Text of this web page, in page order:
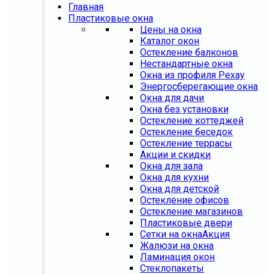
Главная
Пластиковые окна
Цены на окна
Каталог окон
Остекление балконов
Нестандартные окна
Окна из профиля Рехау
Энергосберегающие окна
Окна для дачи
Окна без установки
Остекление коттеджей
Остекление беседок
Остекление террасы
Акции и скидки
Окна для зала
Окна для кухни
Окна для детской
Остекление офисов
Остекление магазинов
Пластиковые двери
Сетки на окнаАкция
Жалюзи на окна
Ламинация окон
Стеклопакеты